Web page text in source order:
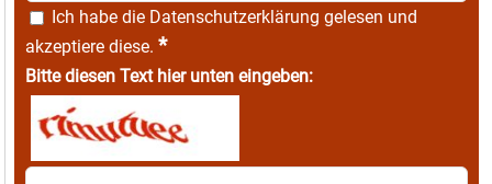
Ich habe die Datenschutzerklärung gelesen und
akzeptiere diese. *
Bitte diesen Text hier unten eingeben: